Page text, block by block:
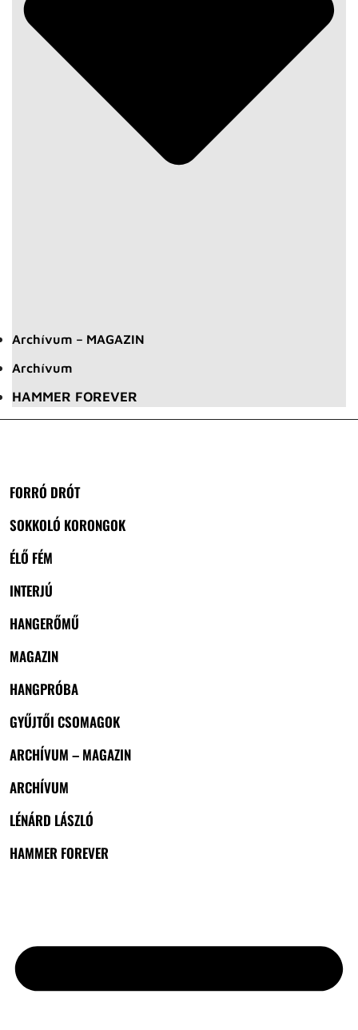
Archívum – MAGAZIN
Archívum
HAMMER FOREVER
FORRÓ DRÓT
SOKKOLÓ KORONGOK
ÉLŐ FÉM
INTERJÚ
HANGERŐMŰ
MAGAZIN
HANGPRÓBA
GYŰJTŐI CSOMAGOK
ARCHÍVUM – MAGAZIN
ARCHÍVUM
LÉNÁRD LÁSZLÓ
HAMMER FOREVER